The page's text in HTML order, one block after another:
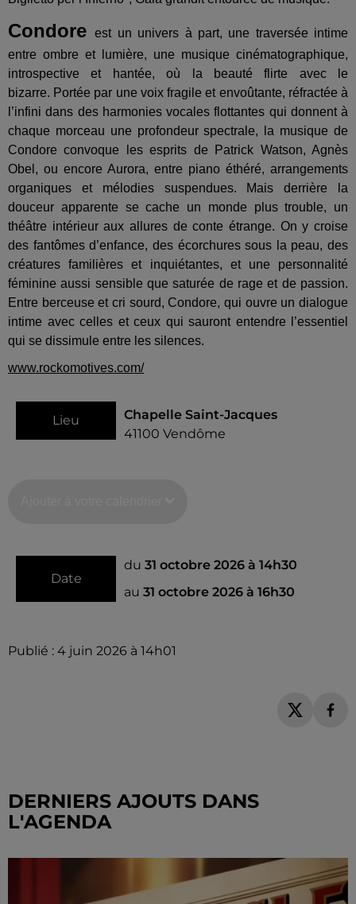
Condoreest un univers à part, une traversée intime
entre ombre et lumière, une musique cinématographique,
introspective et hantée, où la beauté flirte avec le
bizarre. Portée par une voix fragile et envoûtante, réfractée à
l’infini dans des harmonies vocales flottantes qui donnent à
chaque morceau une profondeur spectrale, la musique de
Condore convoque les esprits de Patrick Watson, Agnès
Obel, ou encore Aurora, entre piano éthéré, arrangements
organiques et mélodies suspendues. Mais derrière la
douceur apparente se cache un monde plus trouble, un
théâtre intérieur aux allures de conte étrange. On y croise
des fantômes d’enfance, des écorchures sous la peau, des
créatures familières et inquiétantes, et une personnalité
féminine aussi sensible que saturée de rage et de passion.
Entre berceuse et cri sourd, Condore, qui ouvre un dialogue
intime avec celles et ceux qui sauront entendre l’essentiel
qui se dissimule entre les silences.
www.rockomotives.com/
Lieu
Chapelle Saint-Jacques
41100 Vendôme
Date
du 31 octobre 2026 à 14h30
au 31 octobre 2026 à 16h30
Publié : 4 juin 2026 à 14h01
DERNIERS AJOUTS DANS
L'AGENDA